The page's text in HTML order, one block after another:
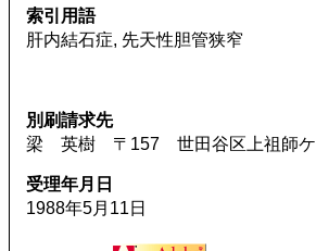
索引用語
肝内結石症, 先天性胆管狭窄
別刷請求先
梁 英樹 〒157 世田谷区上祖師ケ
受理年月日
1988年5月11日